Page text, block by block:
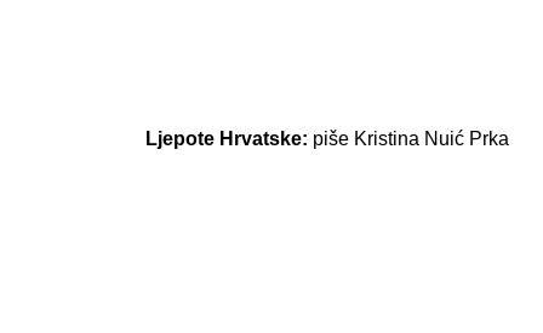
Ljepote Hrvatske: piše Kristina Nuić Prka